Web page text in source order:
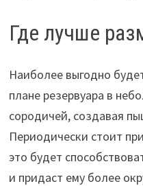
Где лучше
Наиболее выгодно
плане резервуара в
сородичей, создавая
Периодически стоит
это будет
и придаст ему более